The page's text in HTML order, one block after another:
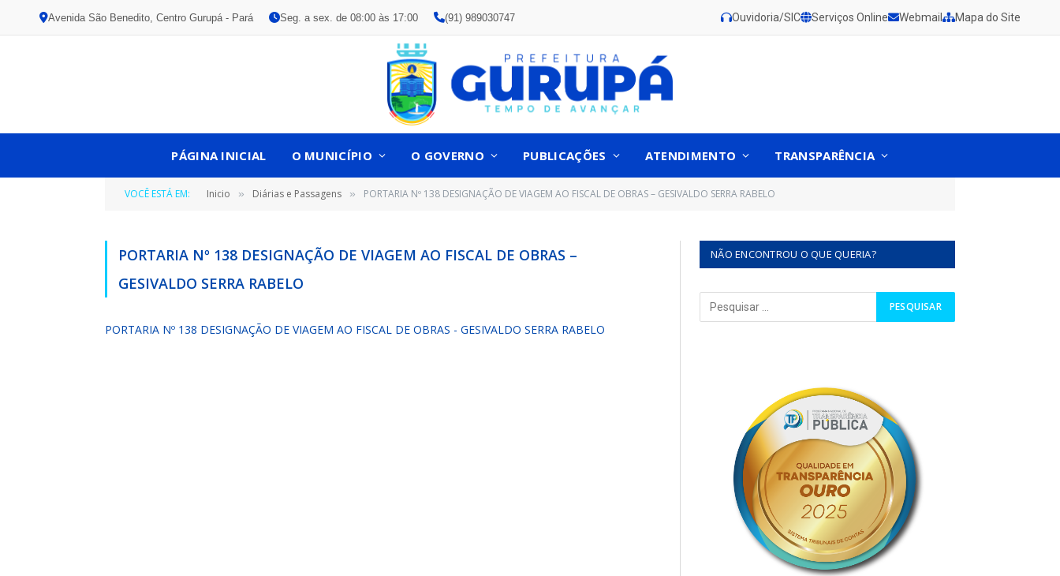
Avenida São Benedito, Centro Gurupá - Pará Seg. a sex. de 08:00 às 17:00 (91) 989030747 Ouvidoria/SIC Serviços Online Webmail Mapa do Site
PÁGINA INICIAL O MUNICÍPIO O GOVERNO PUBLICAÇÕES ATENDIMENTO TRANSPARÊNCIA
VOCÊ ESTÁ EM: Inicio » Diárias e Passagens » PORTARIA Nº 138 DESIGNAÇÃO DE VIAGEM AO FISCAL DE OBRAS – GESIVALDO SERRA RABELO
PORTARIA Nº 138 DESIGNAÇÃO DE VIAGEM AO FISCAL DE OBRAS –
GESIVALDO SERRA RABELO
PORTARIA Nº 138 DESIGNAÇÃO DE VIAGEM AO FISCAL DE OBRAS - GESIVALDO SERRA RABELO
NÃO ENCONTROU O QUE QUERIA?